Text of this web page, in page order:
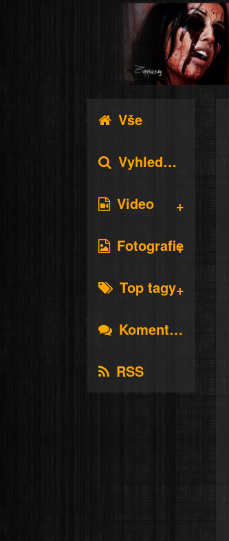
Vše
Vyhledávání
Video
Fotografie
Top tagy
Komentáře
RSS